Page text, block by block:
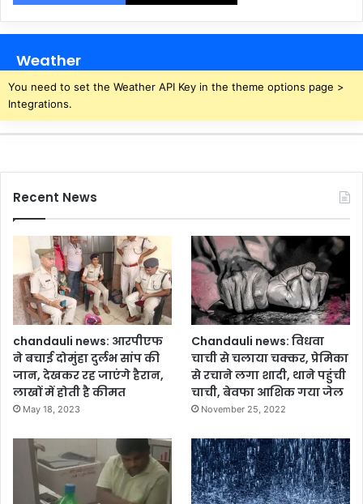
Weather
You need to set the Weather API Key in the theme options page >
Integrations.
Recent News
chandauli news: आरपीएफ
ने बचाई दोमुंहा दुर्लभ सांप की
जान, देखकर रह जाएंगे हैरान,
लाखों में होती है कीमत
May 18, 2023
Chandauli news: विधवा
चाची से चलाया चक्कर, प्रेमिका
से रचाने लगा शादी, थाने पहुंची
चाची, बेवफा आशिक गया जेल
November 25, 2022